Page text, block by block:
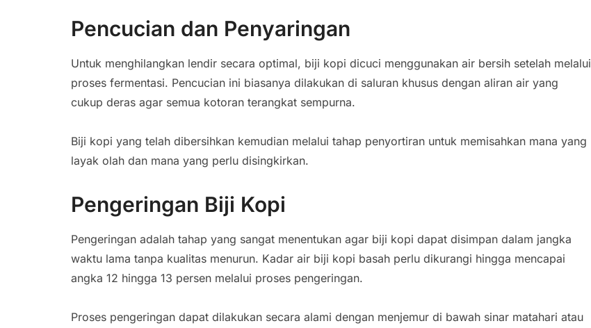
Pencucian dan Penyaringan
Untuk menghilangkan lendir secara optimal, biji kopi dicuci menggunakan air bersih setelah melalui
proses fermentasi. Pencucian ini biasanya dilakukan di saluran khusus dengan aliran air yang
cukup deras agar semua kotoran terangkat sempurna.
Biji kopi yang telah dibersihkan kemudian melalui tahap penyortiran untuk memisahkan mana yang
layak olah dan mana yang perlu disingkirkan.
Pengeringan Biji Kopi
Pengeringan adalah tahap yang sangat menentukan agar biji kopi dapat disimpan dalam jangka
waktu lama tanpa kualitas menurun. Kadar air biji kopi basah perlu dikurangi hingga mencapai
angka 12 hingga 13 persen melalui proses pengeringan.
Proses pengeringan dapat dilakukan secara alami dengan menjemur di bawah sinar matahari atau